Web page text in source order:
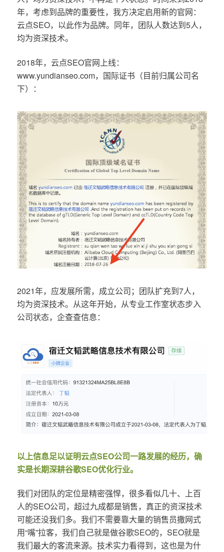
年，考虑到品牌的重要性，我方决定启用新的官网：
云点SEO，以此作为品牌。同年，团队人数达到5人，
均为资深技术。
2018年，云点SEO官网上线：
www.yundianseo.com，国际证书（目前归属公司名
下）：
2021年，应发展所需，成立公司；团队扩充到7人，
均为资深技术。从这年开始，从专业工作室状态步入
公司状态，企查查信息：
以上信息足以证明云点SEO公司一路发展的经历，确
实是长期深耕谷歌SEO优化行业。
我们对团队的定位是精密强悍，很多看似几十、上百
人的SEO公司，超过九成都是销售，真正的资深技术
可能还没我们多。我们不需要靠大量的销售员撒网式
用“嘴”拉客，我们自己就是做谷歌SEO的，SEO就是
我们最大的客流来源。技术实力看得到，这也是为什